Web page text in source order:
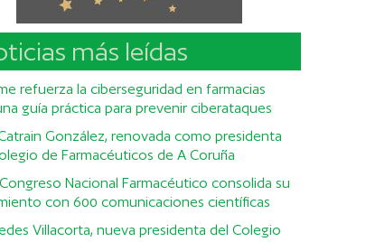
más leídas
refuerza la ciberseguridad en farmacias
guía práctica para prevenir ciberataques
González, renovada como presidenta
de Farmacéuticos de A Coruña
Nacional Farmacéutico consolida su
con 600 comunicaciones científicas
Villacorta, nueva presidenta del Colegio